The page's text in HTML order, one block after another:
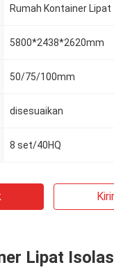
Rumah Kontainer Lipat
5800*2438*2620mm
50/75/100mm
disesuaikan
8 set/40HQ
Lipat